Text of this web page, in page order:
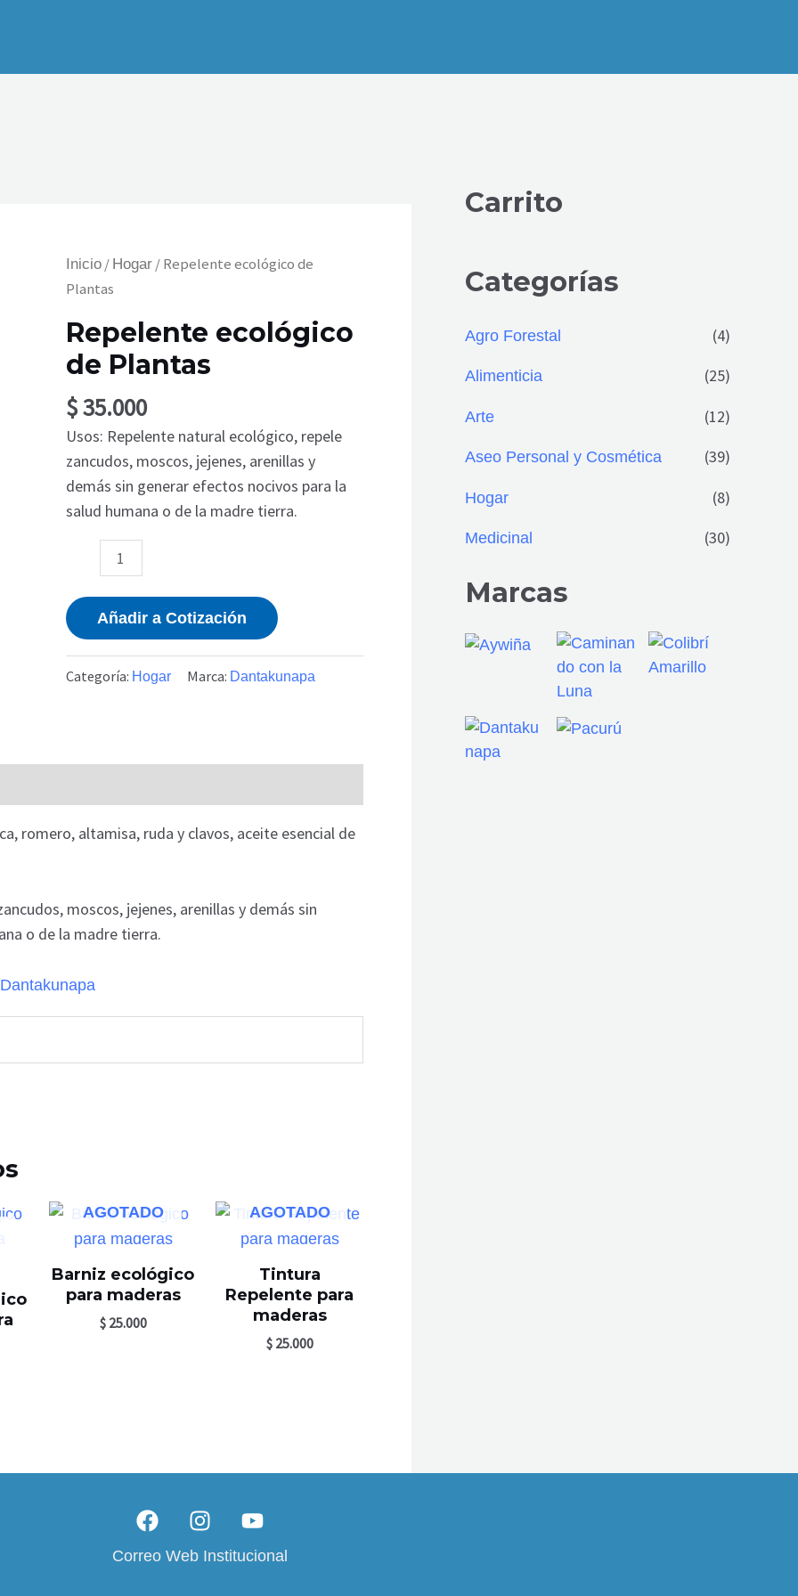
Inicio / Hogar / Repelente ecológico de
Plantas
Repelente ecológico
de Plantas
$35.000
Usos: Repelente natural ecológico, repele
zancudos, moscos, jejenes, arenillas y
demás sin generar efectos nocivos para la
salud humana o de la madre tierra.
Repelente
ecológico
Plantas
cantidad
Añadir a Cotización
Categoría: Hogar Marca: Dantakunapa
romero, altamisa, ruda y clavos, aceite esencial de
moscos, jejenes, arenillas y demás sin
o de la madre tierra.
AGOTADO
Barniz ecológico
para maderas
$ 25.000
AGOTADO
Tintura
Repelente para
maderas
$ 25.000
Carrito
Categorías
Agro Forestal (4)
Alimenticia (25)
Arte (12)
Aseo Personal y Cosmética (39)
Hogar (8)
Medicinal (30)
Marcas
F
a
c
I
n
s
Y
o
u
Correo Web Institucional